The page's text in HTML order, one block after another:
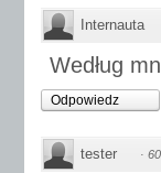
Internauta
Według
Odpowiedz
tester ·